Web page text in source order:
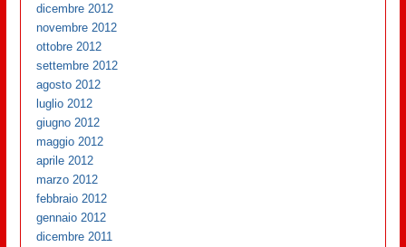
dicembre 2012
novembre 2012
ottobre 2012
settembre 2012
agosto 2012
luglio 2012
giugno 2012
maggio 2012
aprile 2012
marzo 2012
febbraio 2012
gennaio 2012
dicembre 2011